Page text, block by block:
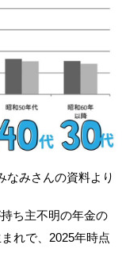
なみさんの資料より
ち主不明の年金の
れで、2025年時点